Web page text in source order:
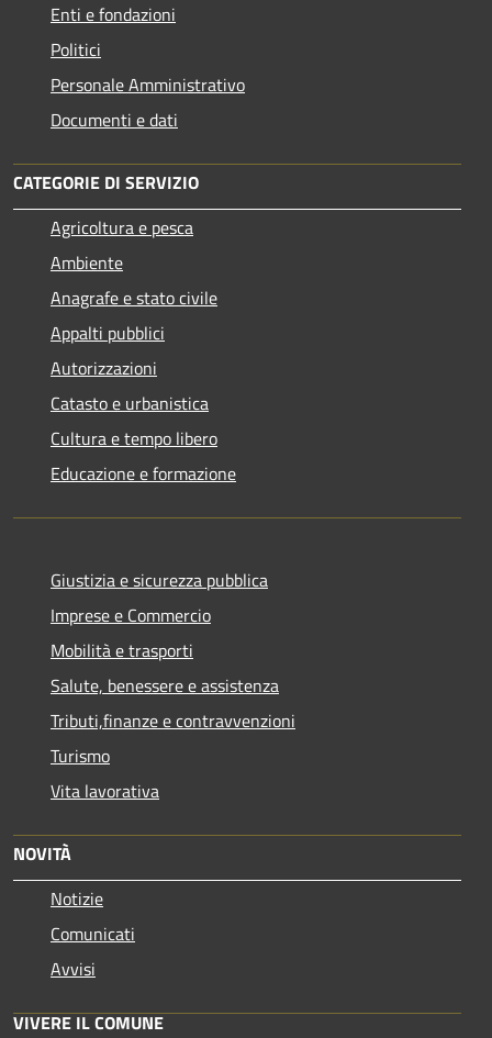
Enti e fondazioni
Politici
Personale Amministrativo
Documenti e dati
CATEGORIE DI SERVIZIO
Agricoltura e pesca
Ambiente
Anagrafe e stato civile
Appalti pubblici
Autorizzazioni
Catasto e urbanistica
Cultura e tempo libero
Educazione e formazione
Giustizia e sicurezza pubblica
Imprese e Commercio
Mobilità e trasporti
Salute, benessere e assistenza
Tributi,finanze e contravvenzioni
Turismo
Vita lavorativa
NOVITÀ
Notizie
Comunicati
Avvisi
VIVERE IL COMUNE